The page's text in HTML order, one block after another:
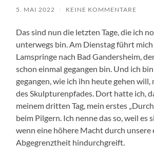
5. MAI 2022 / KEINE KOMMENTARE
Das sind nun die letzten Tage, die ich
unterwegs bin. Am Dienstag führt
Lamspringe nach Bad Gandersheim,
schon einmal gegangen bin. Und ich
gegangen, wie ich ihn heute gehen
des Skulpturenpfades. Dort hatte ich,
meinem dritten Tag, mein erstes
beim Pilgern. Ich nenne das so, weil es
wenn eine höhere Macht durch unsere
Abgegrenztheit hindurchgreift.